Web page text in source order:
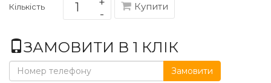
Кількість Купити
ЗАМОВИТИ В 1 КЛІК
Замовити